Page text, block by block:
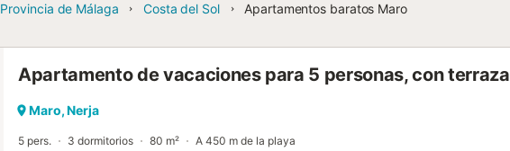
Provincia de Málaga Costa del Sol Apartamentos baratos Maro
Apartamento de vacaciones para 5 personas, con terraza
Maro, Nerja
5 pers. 3 dormitorios 80 m² A 450 m de la playa